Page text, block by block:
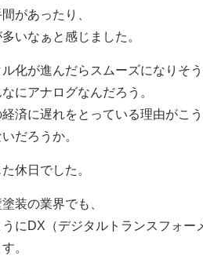
があったり、
いなぁと感じました。
化が進んだらスムーズになりそう
にアナログなんだろう。
経済に遅れをとっている理由がこ
だろうか。
休日でした。
装の業界でも、
にDX（デジタルトランスフォー
。